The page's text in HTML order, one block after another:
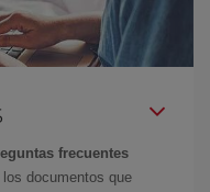
frecuentes
documentos que